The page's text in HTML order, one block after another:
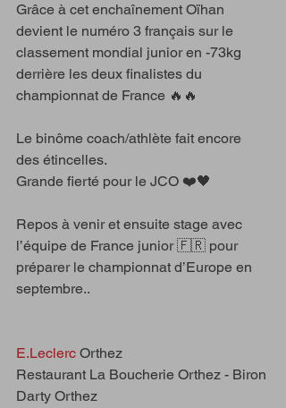
Grâce à cet enchaînement Oïhan
devient le numéro 3 français sur le
classement mondial junior en -73kg
derrière les deux finalistes du
championnat de France 🔥🔥
Le binôme coach/athlète fait encore
des étincelles.
Grande fierté pour le JCO ❤️🖤
Repos à venir et ensuite stage avec
l’équipe de France junior 🇫🇷 pour
préparer le championnat d’Europe en
septembre..
E.Leclerc Orthez
Restaurant La Boucherie Orthez - Biron
Darty Orthez